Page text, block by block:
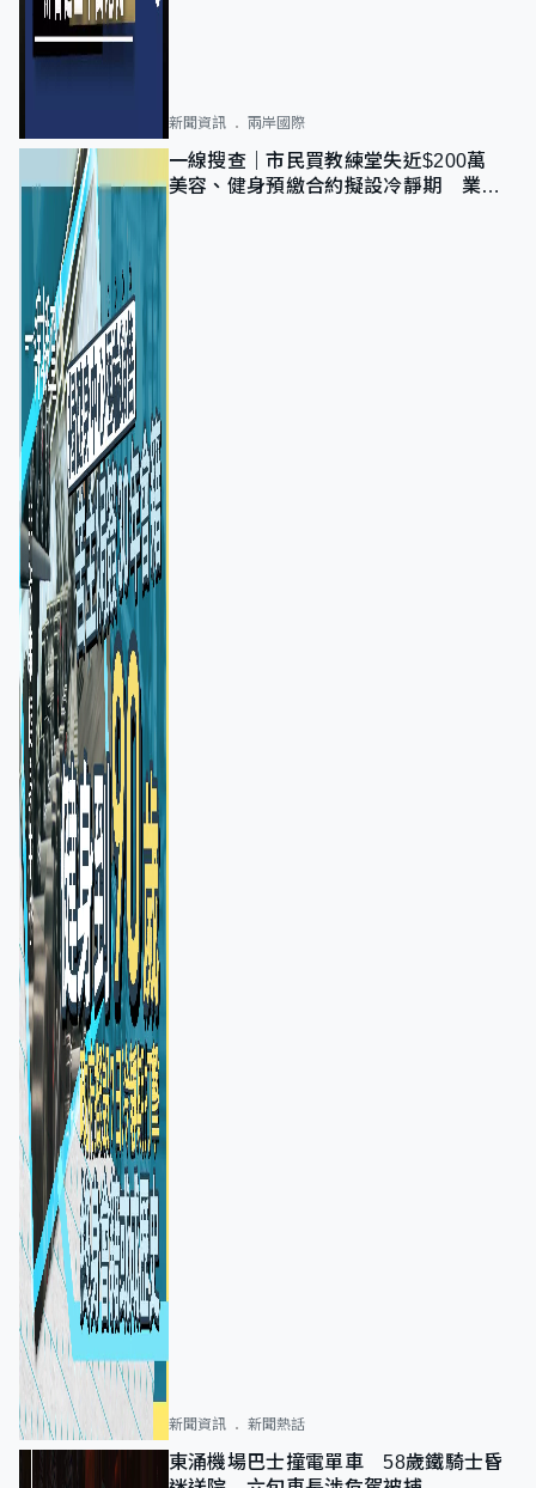
新聞資訊 兩岸國際
一線搜查｜市民買教練堂失近$200萬
美容、健身預繳合約擬設冷靜期 業界
新聞資訊 新聞熱話
東涌機場巴士撞電單車 58歲鐵騎士昏